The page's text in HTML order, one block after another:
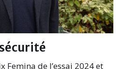
Femina de l’essai 2024 et